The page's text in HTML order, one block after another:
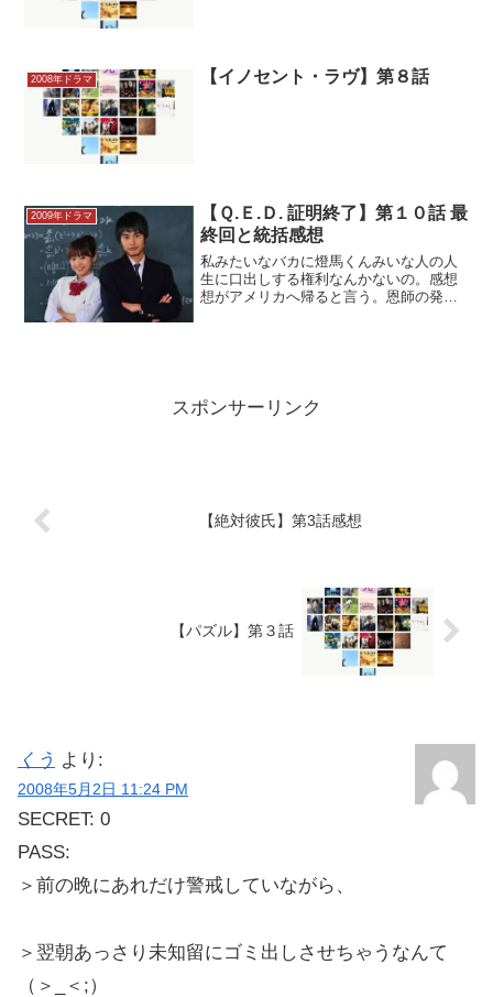
2008年ドラマ 【イノセント・ラヴ】第８話
2009年ドラマ
【Ｑ.Ｅ.Ｄ. 証明終了】第１０話 最
終回と統括感想
私みたいなバカに燈馬くんみいな人の人
生に口出しする権利なんかないの。感想
想がアメリカへ帰ると言う。恩師の発表
スポンサーリンク
【絶対彼氏】第3話感想
【パズル】第３話
くう より:
2008年5月2日 11:24 PM
SECRET: 0
PASS:
＞前の晩にあれだけ警戒していながら、
＞翌朝あっさり未知留にゴミ出しさせちゃうなんて
（＞_＜;）